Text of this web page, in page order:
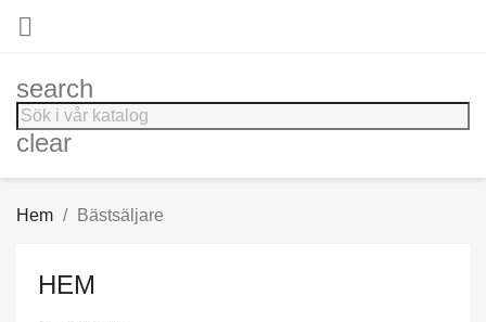

search
clear
Hem Bästsäljare
HEM